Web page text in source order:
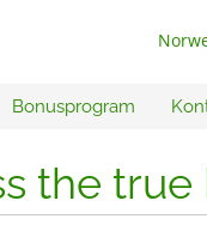
Bonusprogram
the